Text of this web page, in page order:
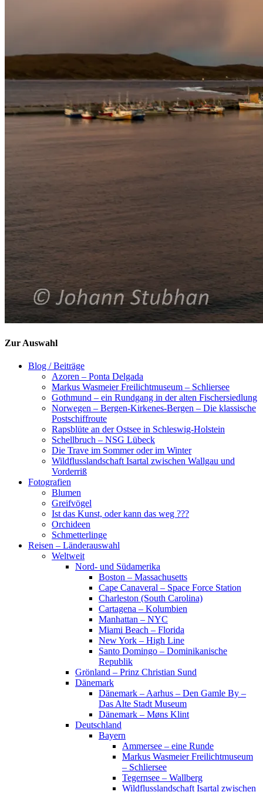
Zur Auswahl
Blog / Beiträge
Azoren – Ponta Delgada
Markus Wasmeier Freilichtmuseum – Schliersee
Gothmund – ein Rundgang in der alten Fischersiedlung
Norwegen – Bergen-Kirkenes-Bergen – Die klassische
Postschiffroute
Rapsblüte an der Ostsee in Schleswig-Holstein
Schellbruch – NSG Lübeck
Die Trave im Sommer oder im Winter
Wildflusslandschaft Isartal zwischen Wallgau und
Vorderriß
Fotografien
Blumen
Greifvögel
Ist das Kunst, oder kann das weg ???
Orchideen
Schmetterlinge
Reisen – Länderauswahl
Weltweit
Nord- und Südamerika
Boston – Massachusetts
Cape Canaveral – Space Force Station
Charleston (South Carolina)
Cartagena – Kolumbien
Manhattan – NYC
Miami Beach – Florida
New York – High Line
Santo Domingo – Dominikanische
Republik
Grönland – Prinz Christian Sund
Dänemark
Dänemark – Aarhus – Den Gamle By –
Das Alte Stadt Museum
Dänemark – Møns Klint
Deutschland
Bayern
Ammersee – eine Runde
Markus Wasmeier Freilichtmuseum
– Schliersee
Tegernsee – Wallberg
Wildflusslandschaft Isartal zwischen